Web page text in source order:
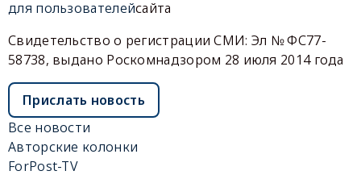
для пользователейсайта
Свидетельство о регистрации СМИ: Эл № ФС77-
58738, выдано Роскомнадзором 28 июля 2014 года
Прислать новость
Все новости
Авторские колонки
ForPost-TV